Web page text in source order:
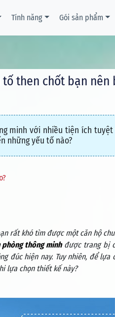
Tính năng Gói sản phẩm
tố then chốt bạn nên
minh với nhiều tiện ích
những yếu tố nào?
rất khó tìm được một căn hộ
phòng thông minhđược trang bị
đúc hiện nay. Tuy nhiên, để
lựa chọn thiết kế này?